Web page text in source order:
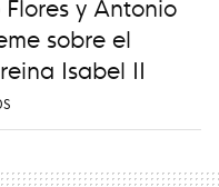
sobre el
Isabel II